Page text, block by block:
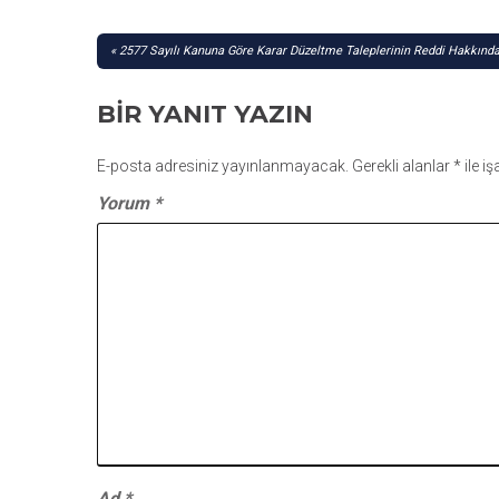
YAZI
2577 Sayılı Kanuna Göre Karar Düzeltme Taleplerinin Reddi
BIR YANIT YAZIN
E-posta adresiniz yayınlanmayacak. Gerekli alanlar* ile
Yorum *